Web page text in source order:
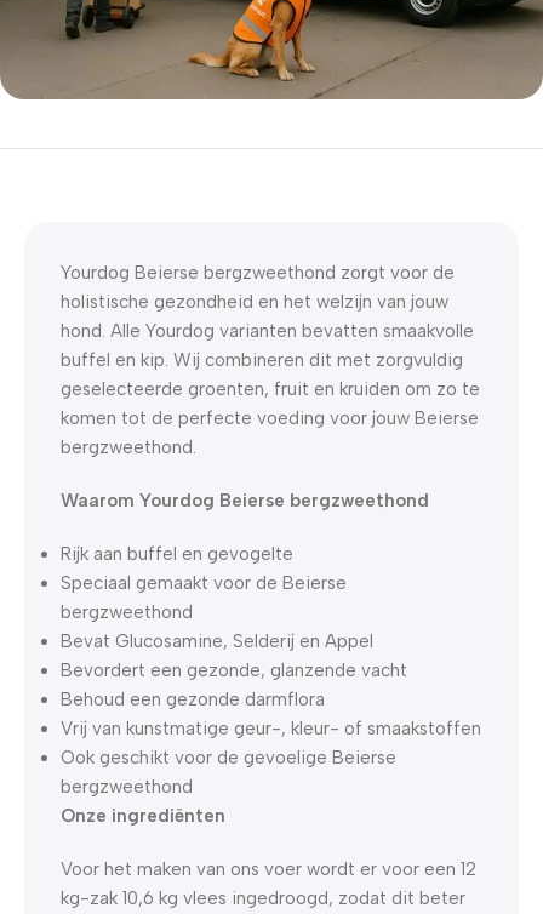
5% korting met code
Yourdog Beierse bergzweethond zorgt voor de
holistische gezondheid en het welzijn van jouw
hond. Alle Yourdog varianten bevatten smaakvolle
buffel en kip. Wij combineren dit met zorgvuldig
geselecteerde groenten, fruit en kruiden om zo te
komen tot de perfecte voeding voor jouw Beierse
bergzweethond.
Waarom Yourdog Beierse bergzweethond
Rijk aan buffel en gevogelte
Speciaal gemaakt voor de Beierse
bergzweethond
Bevat Glucosamine, Selderij en Appel
Bevordert een gezonde, glanzende vacht
Behoud een gezonde darmflora
Vrij van kunstmatige geur-, kleur- of smaakstoffen
Ook geschikt voor de gevoelige Beierse
bergzweethond
Onze ingrediënten
Voor het maken van ons voer wordt er voor een 12
kg-zak 10,6 kg vlees ingedroogd, zodat dit beter